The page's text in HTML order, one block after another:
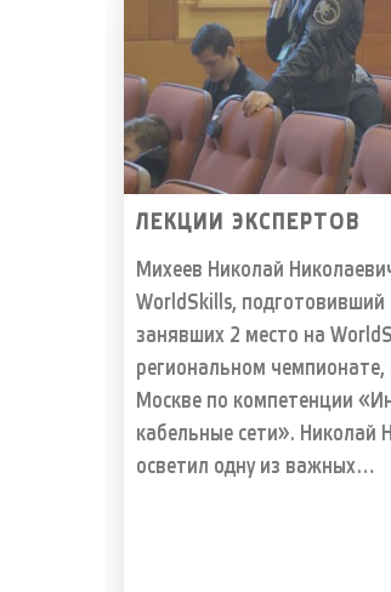
ЛЕКЦИИ ЭКСПЕРТОВ
Михеев Николай
WorldSkills, подготовивший
занявших 2 место на
региональном чемпионате,
Москве по компетенции
кабельные сети». Николай
осветил одну из важных…